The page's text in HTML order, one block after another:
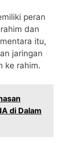
peran
dan
itu,
jaringan
ke rahim.
di Dalam